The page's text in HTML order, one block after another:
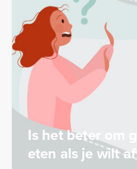
Is het beter om
eten als je wilt